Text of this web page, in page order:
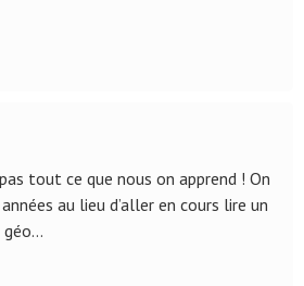
tout ce que nous on apprend ! On
au lieu d’aller en cours lire un
géo…